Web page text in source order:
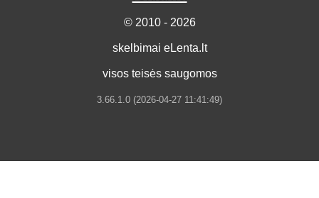
© 2010 - 2026
skelbimai eLenta.lt
visos teisės saugomos
3.66.1.0 (2026-04-27 11:41:49)